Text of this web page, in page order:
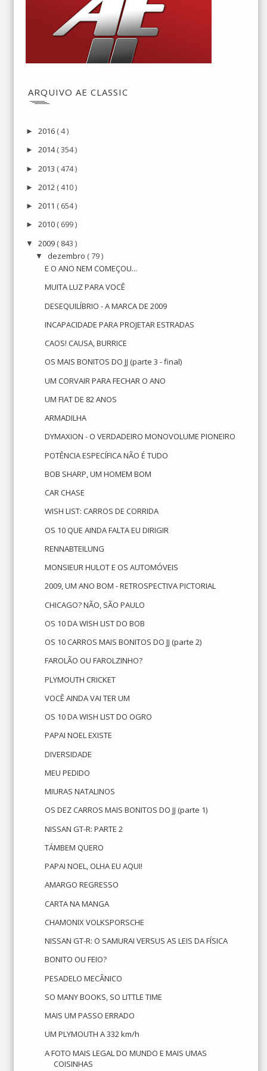
ARQUIVO AE CLASSIC
► 2016 ( 4 )
► 2014( 354 )
► 2013 ( 474 )
► 2012 ( 410 )
► 2011 ( 654 )
► 2010 ( 699 )
▼ 2009 ( 843 )
▼ dezembro ( 79 )
E O ANO NEM COMEÇOU...
MUITA LUZ PARA VOCÊ
DESEQUILÍBRIO - A MARCA DE 2009
INCAPACIDADE PARA PROJETAR ESTRADAS
CAOS! CAUSA, BURRICE
OS MAIS BONITOS DO JJ (parte 3 - final)
UM CORVAIR PARA FECHAR O ANO
UM FIAT DE 82 ANOS
ARMADILHA
DYMAXION - O VERDADEIRO MONOVOLUME PIONEIRO
POTÊNCIA ESPECÍFICA NÃO É TUDO
BOB SHARP, UM HOMEM BOM
CAR CHASE
WISH LIST: CARROS DE CORRIDA
OS 10 QUE AINDA FALTA EU DIRIGIR
RENNABTEILUNG
MONSIEUR HULOT E OS AUTOMÓVEIS
2009, UM ANO BOM - RETROSPECTIVA PICTORIAL
CHICAGO? NÃO, SÃO PAULO
OS 10 DA WISH LIST DO BOB
OS 10 CARROS MAIS BONITOS DO JJ (parte 2)
FAROLÃO OU FAROLZINHO?
PLYMOUTH CRICKET
VOCÊ AINDA VAI TER UM
OS 10 DA WISH LIST DO OGRO
PAPAI NOEL EXISTE
DIVERSIDADE
MEU PEDIDO
MIURAS NATALINOS
OS DEZ CARROS MAIS BONITOS DO JJ (parte 1)
NISSAN GT-R: PARTE 2
TÁMBEM QUERO
PAPAI NOEL, OLHA EU AQUI!
AMARGO REGRESSO
CARTA NA MANGA
CHAMONIX VOLKSPORSCHE
NISSAN GT-R: O SAMURAI VERSUS AS LEIS DA FÍSICA
BONITO OU FEIO?
PESADELO MECÂNICO
SO MANY BOOKS, SO LITTLE TIME
MAIS UM PASSO ERRADO
UM PLYMOUTH A 332 km/h
A FOTO MAIS LEGAL DO MUNDO E MAIS UMAS
COISINHAS